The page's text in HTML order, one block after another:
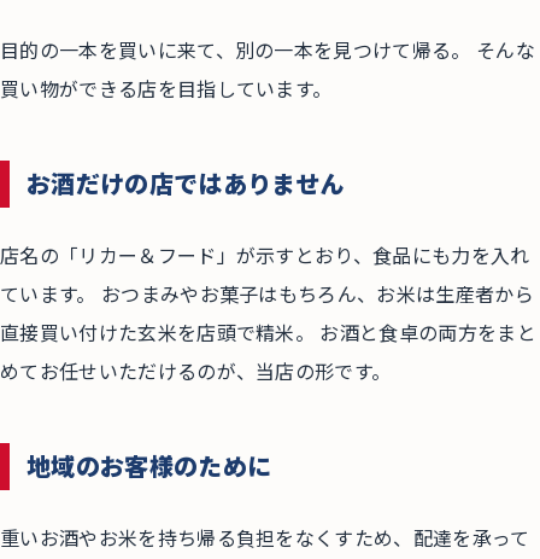
目的の一本を買いに来て、別の一本を見つけて帰る。 そんな
買い物ができる店を目指しています。
お酒だけの店ではありません
店名の「リカー＆フード」が示すとおり、食品にも力を入れ
ています。 おつまみやお菓子はもちろん、お米は生産者から
直接買い付けた玄米を店頭で精米。 お酒と食卓の両方をまと
めてお任せいただけるのが、当店の形です。
地域のお客様のために
重いお酒やお米を持ち帰る負担をなくすため、配達を承って